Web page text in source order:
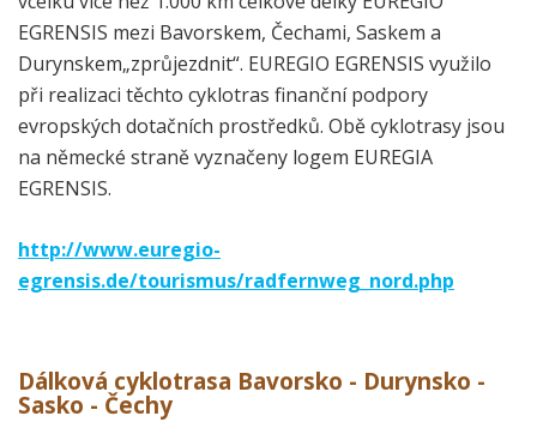
EGRENSIS mezi Bavorskem, Čechami, Saskem a
Durynskem„zprůjezdnit“. EUREGIO EGRENSIS využilo
při realizaci těchto cyklotras finanční podpory
evropských dotačních prostředků. Obě cyklotrasy jsou
na německé straně vyznačeny logem EUREGIA
EGRENSIS.
http://www.euregio-
egrensis.de/tourismus/radfernweg_nord.php
Dálková cyklotrasa Bavorsko - Durynsko -
Sasko - Čechy